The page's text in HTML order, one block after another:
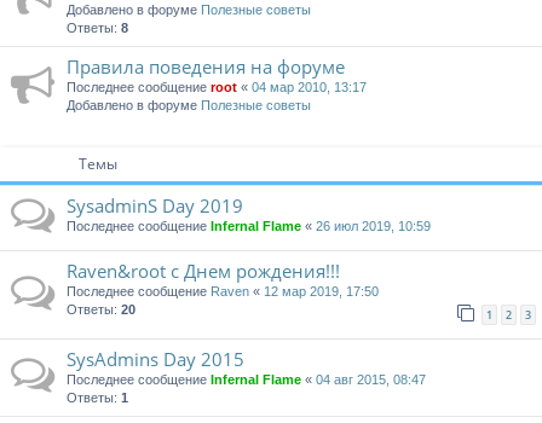
Добавлено в форуме Полезные советы
Ответы: 8
Правила поведения на форуме
Последнее сообщение root « 04 мар 2010, 13:17
Добавлено в форуме Полезные советы
Темы
SysadminS Day 2019
Последнее сообщение Infernal Flame « 26 июл 2019, 10:59
Raven&root с Днем рождения!!!
Последнее сообщение Raven « 12 мар 2019, 17:50
Ответы: 20 1 2 3
SysAdmins Day 2015
Последнее сообщение Infernal Flame « 04 авг 2015, 08:47
Ответы: 1